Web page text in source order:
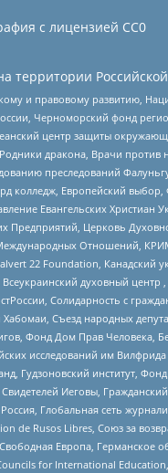
с лицензией СС0
территории
и правовому развитию,
Черноморский фонд
центр защиты
дракона, Врачи против
преследований
колледж, Европейский выбор,
Евангельских Христиан
Церковь
Международных Отношений,
22 Foundation, Канадский
духовный центр
Солидарность с
Хабомаи, Съезд народных
Фонд Дом Прав Человека,
исследований им
Гудзоновский институт,
Иеговы,
Глобальная сеть
de Rusos Libres, Союз за
Европа, Германское
for International